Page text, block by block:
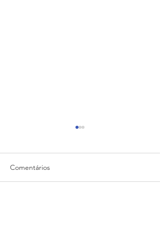
Comentários